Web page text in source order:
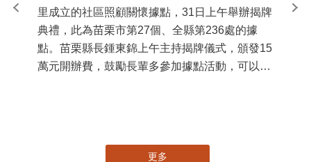
里成立的社區照顧關懷據點，31日上午舉辦揭牌
典禮，此為苗栗市第27個、全縣第236處的據
點。苗栗縣長鍾東錦上午主持揭牌儀式，頒發15
萬元開辦費，鼓勵長輩多參加據點活動，可以更
苗
更多